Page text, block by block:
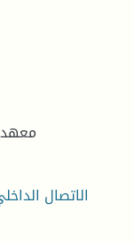
معهد
الاتصال